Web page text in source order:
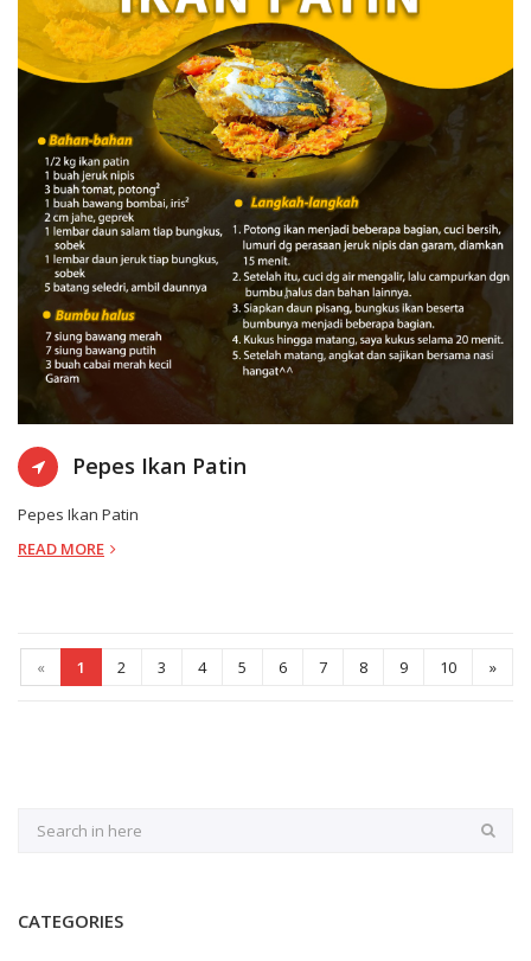
KABUPATEN MAGELANG 16-12-2020 7:
Pepes Ikan Patin
Pepes Ikan Patin
READ MORE
« 1 2 3 4 5 6 7 8 9 10 »
CATEGORIES